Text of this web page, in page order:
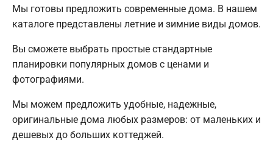
Мы готовы предложить современные дома. В нашем
каталоге представлены летние и зимние виды домов.
Вы сможете выбрать простые стандартные
планировки популярных домов с ценами и
фотографиями.
Мы можем предложить удобные, надежные,
оригинальные дома любых размеров: от маленьких и
дешевых до больших коттеджей.